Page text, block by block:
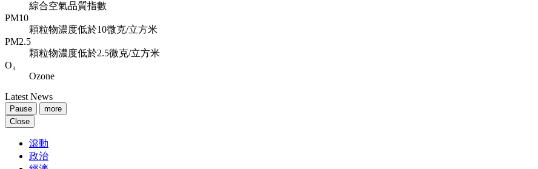
綜合空氣品質指數
PM10
顆粒物濃度低於10微克/立方米
PM2.5
顆粒物濃度低於2.5微克/立方米
O₃
Ozone
Latest News
Pause
more
Close
滾動
政治